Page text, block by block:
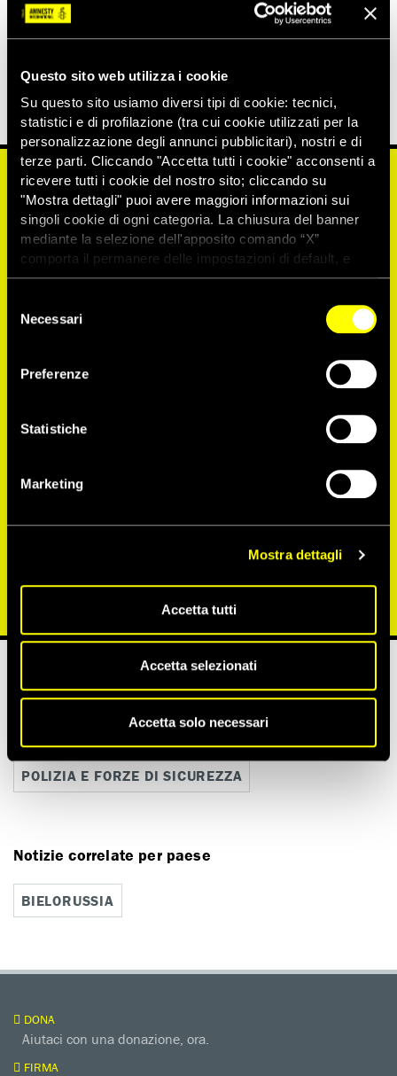
Questo sito web utilizza i cookie
Su questo sito usiamo diversi tipi di cookie: tecnici,
statistici e di profilazione (tra cui cookie utilizzati per la
personalizzazione degli annunci pubblicitari), nostri e di
terze parti. Cliccando "Accetta tutti i cookie" acconsenti a
ricevere tutti i cookie del nostro sito; cliccando su
"Mostra dettagli" puoi avere maggiori informazioni sui
singoli cookie di ogni categoria. La chiusura del banner
mediante la selezione dell'apposito comando “X”
comporta il permanere delle impostazioni di default, e
dunque la continuazione della navigazione con i cookie
dei cookie attivi sul sito clicca
delNecessari
Preferenze
Statistiche
Marketing
Mostra dettagli
Accetta tutti
Accetta selezionati
Accetta solo necessari
Amnesty International chiede che siano avviateindagini sul
comportamento delle forze di poliziae sianorilasciati tutti
finiti in carcere prima delle elezioni.
ATTIVATI ORA
PROTEGGERE I MANIFESTANTI PACIFICI IN
Notizie correlate per tema
LIBERTÀ DI ESPRESSIONE
POLIZIA E FORZE DI SICUREZZA
Notizie correlate per paese
BIELORUSSIA
DONA
Aiutaci con una donazione, ora.
FIRMA